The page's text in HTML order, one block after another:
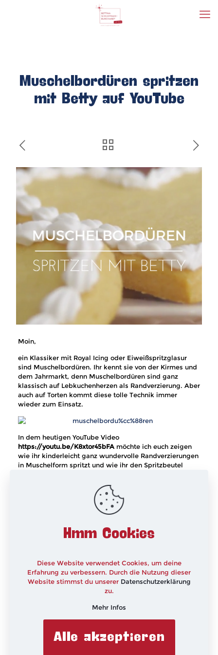
Muschelbordüren spritzen
mit Betty auf YouTube
Moin,
ein Klassiker mit Royal Icing oder Eiweißspritzglasur
sind Muschelbordüren. Ihr kennt sie von der Kirmes und
dem Jahrmarkt, denn Muschelbordüren sind ganz
klassisch auf Lebkuchenherzen als Randverzierung. Aber
auch auf Torten kommt diese tolle Technik immer
wieder zum Einsatz.
In dem heutigen YouTube Video
https://youtu.be/K8xtor45bFAmöchte ich euch zeigen
wie ihr kinderleicht ganz wundervolle Randverzierungen
in Muschelform spritzt und wie ihr den Spritzbeutel
Rechtshänder und worauf Linkshänder achten sollten.
Hmm Cookies
Diese Website verwendet Cookies, um deine
Erfahrung zu verbessern. Durch die Nutzung dieser
Website stimmst du unserer Datenschutzerklärung
zu.
Mehr Infos
Alle akzeptieren